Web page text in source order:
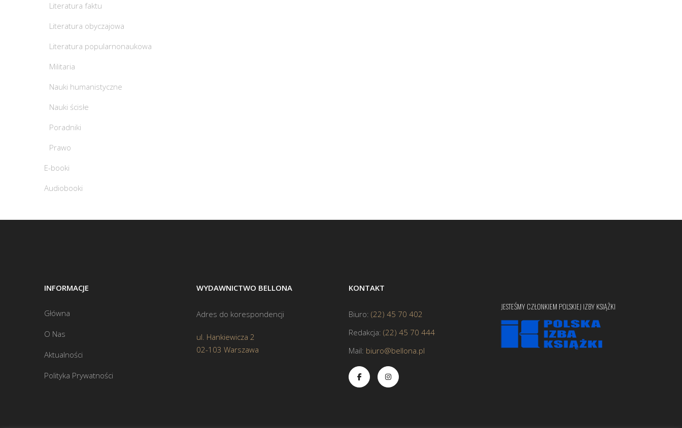
Literatura faktu
Literatura obyczajowa
Literatura popularnonaukowa
Militaria
Nauki humanistyczne
Nauki ścisłe
Poradniki
Prawo
E-booki
Audiobooki
INFORMACJE
Główna
O Nas
Aktualności
Polityka Prywatności
WYDAWNICTWO BELLONA
Adres do korespondencji
ul. Hankiewicza 2
02-103 Warszawa
KONTAKT
Biuro: (22) 45 70 402
Redakcja: (22) 45 70 444
Mail: biuro@bellona.pl
JESTEŚMY CZŁONKIEM POLSKIEJ IZBY KSIĄŻKI